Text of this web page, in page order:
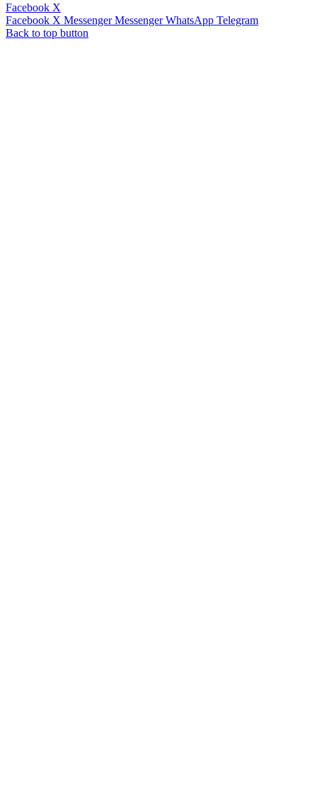
Facebook X
Facebook X Messenger Messenger WhatsApp Telegram
Back to top button